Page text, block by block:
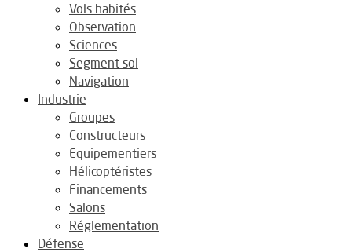
Vols habités
Observation
Sciences
Segment sol
Navigation
Industrie
Groupes
Constructeurs
Equipementiers
Hélicoptéristes
Financements
Salons
Réglementation
Défense